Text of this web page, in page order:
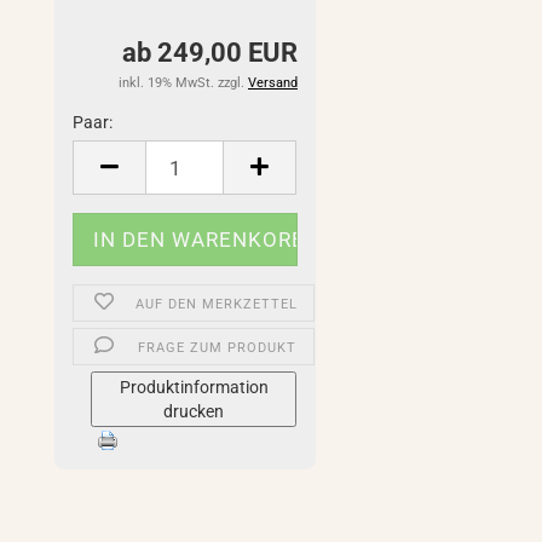
ab 249,00 EUR
inkl. 19% MwSt. zzgl. Versand
Paar:
Paar
AUF DEN MERKZETTEL
FRAGE ZUM PRODUKT
Produktinformation
drucken